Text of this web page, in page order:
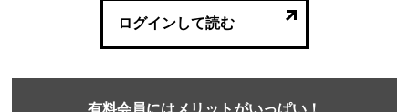
ログインして読む
有料会員にはメリットがいっぱい！